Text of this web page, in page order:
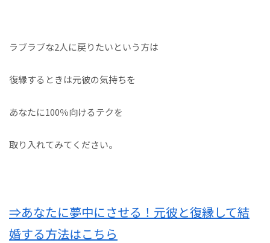
ラブラブな2人に戻りたいという方は
復縁するときは元彼の気持ちを
あなたに100％向けるテクを
取り入れてみてください。
⇒あなたに夢中にさせる！元彼と復縁して結
婚する方法はこちら